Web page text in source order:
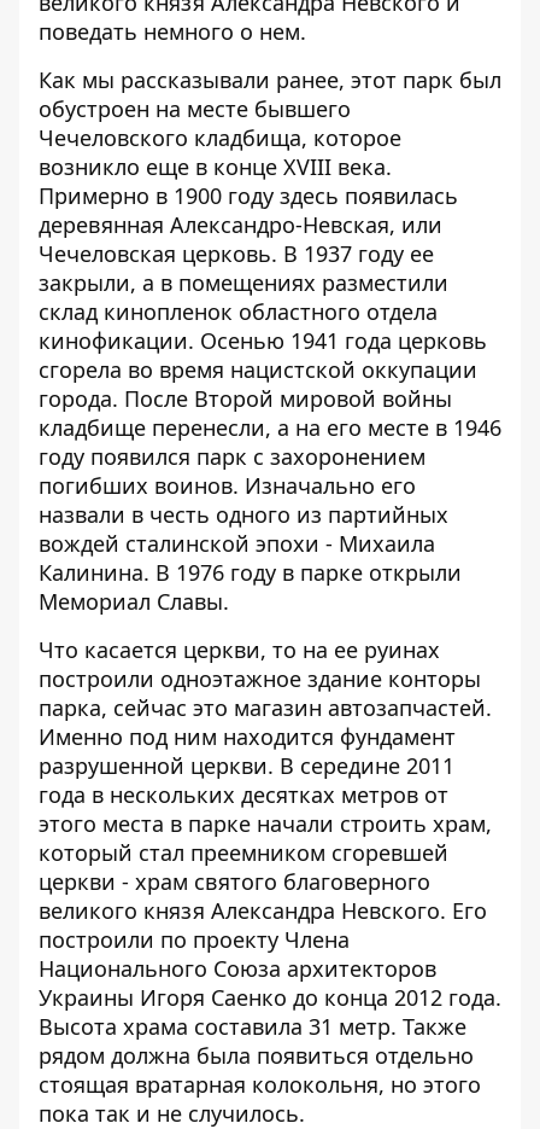
поведать немного о нем.
Как мы рассказывали ранее, этот парк был
обустроен на месте бывшего
Чечеловского кладбища, которое
возникло еще в конце XVIII века.
Примерно в 1900 году здесь появилась
деревянная Александро-Невская, или
Чечеловская церковь. В 1937 году ее
закрыли, а в помещениях разместили
склад кинопленок областного отдела
кинофикации. Осенью 1941 года церковь
сгорела во время нацистской оккупации
города. После Второй мировой войны
кладбище перенесли, а на его месте в 1946
году появился парк с захоронением
погибших воинов. Изначально его
назвали в честь одного из партийных
вождей сталинской эпохи - Михаила
Калинина. В 1976 году в парке открыли
Мемориал Славы.
Что касается церкви, то на ее руинах
построили одноэтажное здание конторы
парка, сейчас это магазин автозапчастей.
Именно под ним находится фундамент
разрушенной церкви. В середине 2011
года в нескольких десятках метров от
этого места в парке начали строить храм,
который стал преемником сгоревшей
церкви - храм святого благоверного
великого князя Александра Невского. Его
построили по проекту Члена
Национального Союза архитекторов
Украины Игоря Саенко до конца 2012 года.
Высота храма составила 31 метр. Также
рядом должна была появиться отдельно
стоящая вратарная колокольня, но этого
пока так и не случилось.